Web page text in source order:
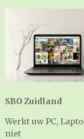
SBO Zuidland
Werkt uw PC,
niet